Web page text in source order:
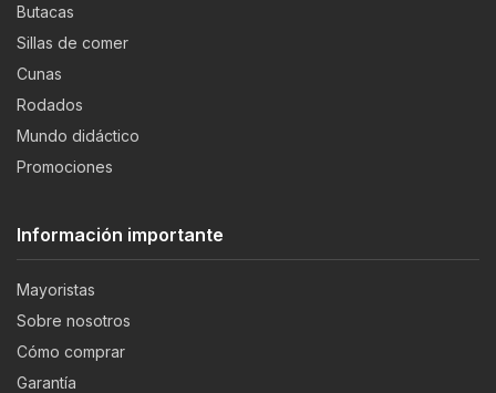
Butacas
Sillas de comer
Cunas
Rodados
Mundo didáctico
Promociones
Información importante
Mayoristas
Sobre nosotros
Cómo comprar
Garantía